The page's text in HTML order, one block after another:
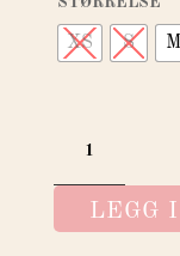
XS S M
SKIRT
BURGUNDY
ANTALLLEGG